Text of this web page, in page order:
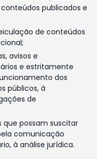
publicados e
de conteúdos
avisos e
e estritamente
dos
públicos, à
de
que possam suscitar
comunicação
à análise jurídica.